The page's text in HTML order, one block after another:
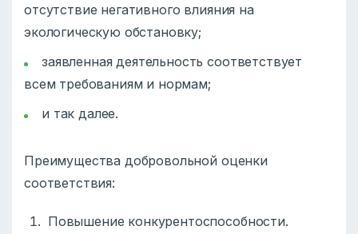
отсутствие негативного влияния на
экологическую обстановку;
заявленная деятельность соответствует
всем требованиям и нормам;
и так далее.
Преимущества добровольной оценки
соответствия:
Повышение конкурентоспособности.